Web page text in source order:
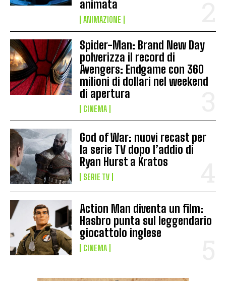
animata
ANIMAZIONE
Spider-Man: Brand New Day
polverizza il record di
Avengers: Endgame con 360
milioni di dollari nel weekend
di apertura
CINEMA
God of War: nuovi recast per
la serie TV dopo l’addio di
Ryan Hurst a Kratos
SERIE TV
Action Man diventa un film:
Hasbro punta sul leggendario
giocattolo inglese
CINEMA